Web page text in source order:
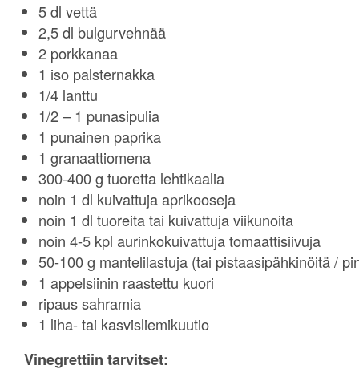
5 dl vettä
2,5 dl bulgurvehnää
2 porkkanaa
1 iso palsternakka
1/4 lanttu
1/2 – 1 punasipulia
1 punainen paprika
1 granaattiomena
300-400 g tuoretta lehtikaalia
noin 1 dl kuivattuja aprikooseja
noin 1 dl tuoreita tai kuivattuja viikunoita
noin 4-5 kpl aurinkokuivattuja tomaattisiivuja
50-100 g mantelilastuja (tai pistaasipähkinöitä /
1 appelsiinin raastettu kuori
ripaus sahramia
1 liha- tai kasvisliemikuutio
Vinegrettiin tarvitset: